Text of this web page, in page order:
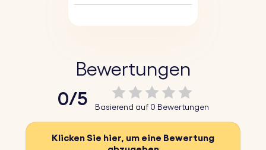
Bewertungen
0/5 Basierend auf 0 Bewertungen
Klicken Sie hier, um eine Bewertung